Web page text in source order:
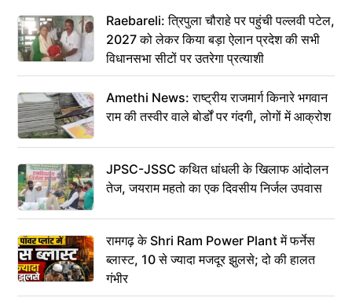
Raebareli: त्रिपुला चौराहे पर पहुंची पल्लवी पटेल,
2027 को लेकर किया बड़ा ऐलान प्रदेश की सभी
विधानसभा सीटों पर उतरेगा प्रत्याशी
Amethi News: राष्ट्रीय राजमार्ग किनारे भगवान
राम की तस्वीर वाले बोर्डों पर गंदगी, लोगों में आक्रोश
JPSC-JSSC कथित धांधली के खिलाफ आंदोलन
तेज, जयराम महतो का एक दिवसीय निर्जल उपवास
रामगढ़ के Shri Ram Power Plant में फर्नेस
ब्लास्ट, 10 से ज्यादा मजदूर झुलसे; दो की हालत
गंभीर